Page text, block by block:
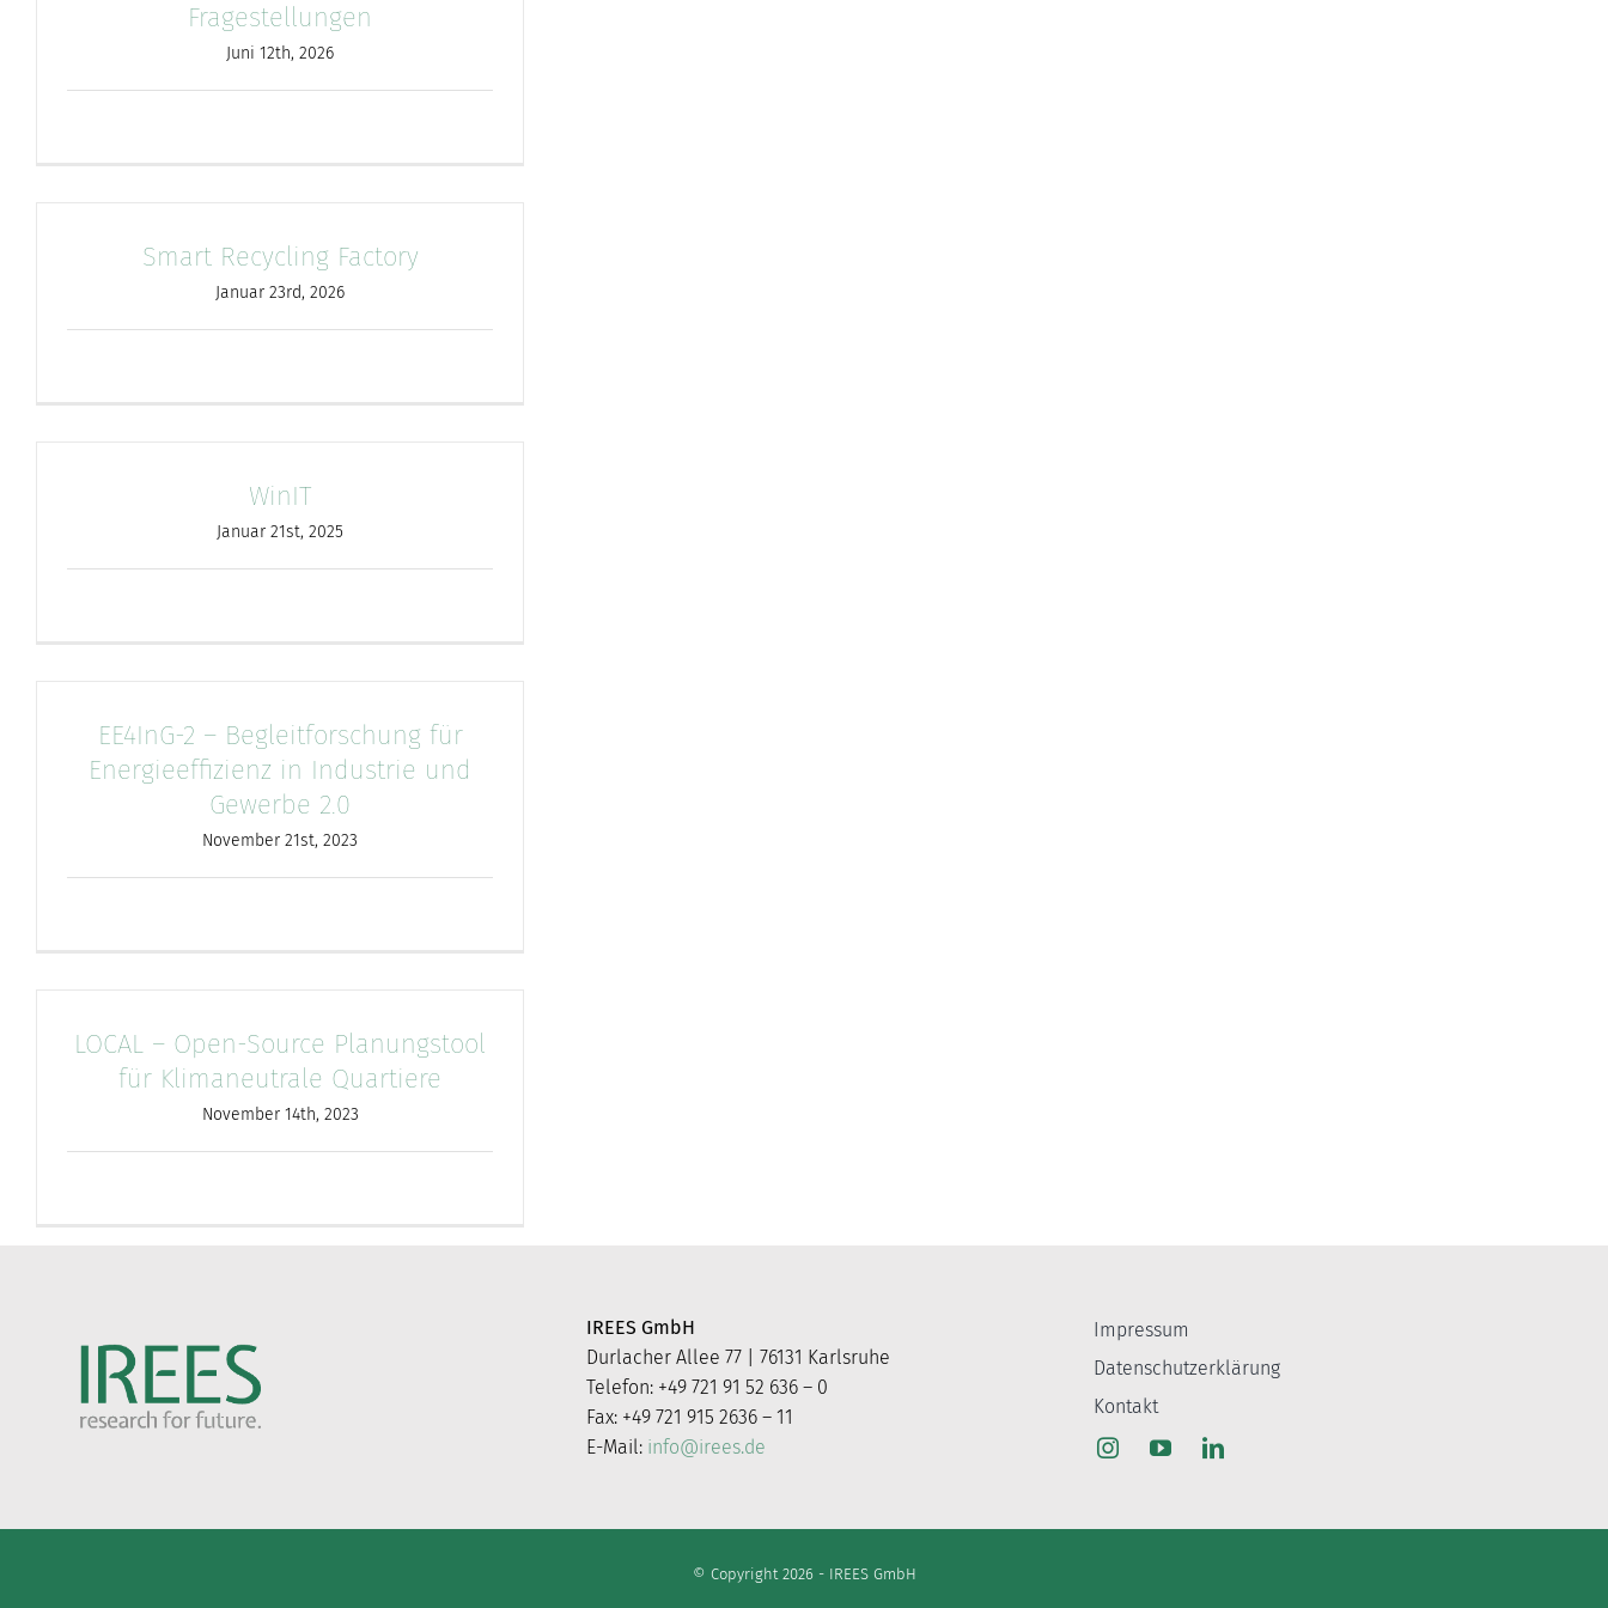
Fragestellungen
Juni 12th, 2026
Smart Recycling Factory
Januar 23rd, 2026
WinIT
Januar 21st, 2025
EE4InG-2 – Begleitforschung für
Energieeffizienz in Industrie und
Gewerbe 2.0
November 21st, 2023
LOCAL – Open-Source Planungstool
für Klimaneutrale Quartiere
November 14th, 2023
IREES GmbH
Durlacher Allee 77 | 76131 Karlsruhe
Telefon: +49 721 91 52 636 – 0
Fax: +49 721 915 2636 – 11
E-Mail: info@irees.de
Impressum
Datenschutzerklärung
Kontakt
© Copyright 2026 - IREES GmbH